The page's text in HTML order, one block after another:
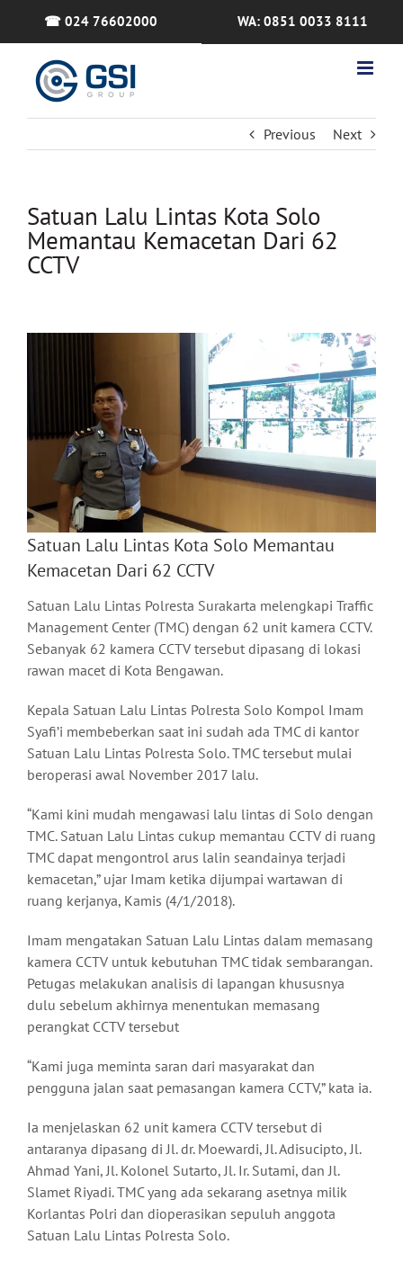
☎ 024 76602000 WA: 0851 0033 8111
Previous Next
Satuan Lalu Lintas Kota Solo
Memantau Kemacetan Dari 62
CCTV
Satuan Lalu Lintas Kota Solo Memantau
Kemacetan Dari 62 CCTV
Satuan Lalu Lintas Polresta Surakarta melengkapi Traffic
Management Center (TMC) dengan 62 unit kamera CCTV.
Sebanyak 62 kamera CCTV tersebut dipasang di lokasi
rawan macet di Kota Bengawan.
Kepala Satuan Lalu Lintas Polresta Solo Kompol Imam
Syafi’i membeberkan saat ini sudah ada TMC di kantor
Satuan Lalu Lintas Polresta Solo. TMC tersebut mulai
beroperasi awal November 2017 lalu.
“Kami kini mudah mengawasi lalu lintas di Solo dengan
TMC. Satuan Lalu Lintas cukup memantau CCTV di ruang
TMC dapat mengontrol arus lalin seandainya terjadi
kemacetan,” ujar Imam ketika dijumpai wartawan di
ruang kerjanya, Kamis (4/1/2018).
Imam mengatakan Satuan Lalu Lintas dalam memasang
kamera CCTV untuk kebutuhan TMC tidak sembarangan.
Petugas melakukan analisis di lapangan khususnya
dulu sebelum akhirnya menentukan memasang
perangkat CCTV tersebut
“Kami juga meminta saran dari masyarakat dan
pengguna jalan saat pemasangan kamera CCTV,” kata ia.
Ia menjelaskan 62 unit kamera CCTV tersebut di
antaranya dipasang di Jl. dr. Moewardi, Jl. Adisucipto, Jl.
Ahmad Yani, Jl. Kolonel Sutarto, Jl. Ir. Sutami, dan Jl.
Slamet Riyadi. TMC yang ada sekarang asetnya milik
Korlantas Polri dan dioperasikan sepuluh anggota
Satuan Lalu Lintas Polresta Solo.